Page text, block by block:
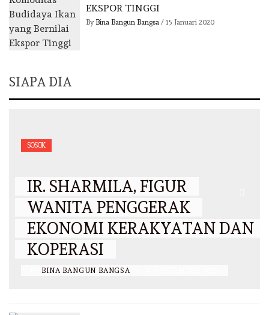
EKSPOR TINGGI
By Bina Bangun Bangsa / 15 Januari 2020
SIAPA DIA
SOSOK
IR. SHARMILA, FIGUR
WANITA PENGGERAK
EKONOMI KERAKYATAN DAN
KOPERASI
BINA BANGUN BANGSA